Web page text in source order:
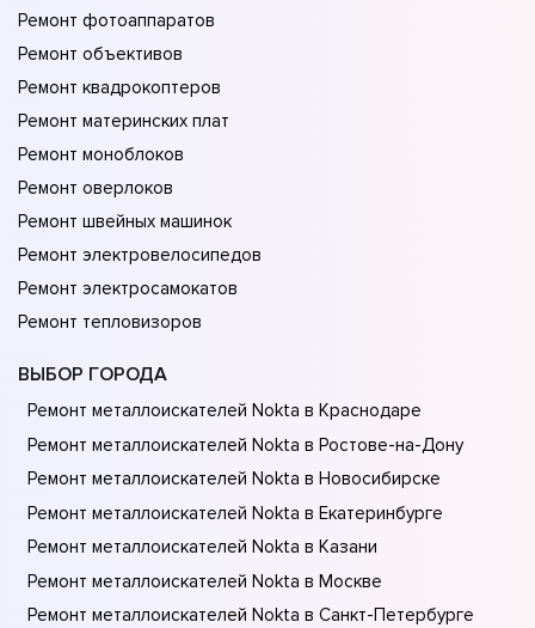
Ремонт фотоаппаратов
Ремонт объективов
Ремонт квадрокоптеров
Ремонт материнских плат
Ремонт моноблоков
Ремонт оверлоков
Ремонт швейных машинок
Ремонт электровелосипедов
Ремонт электросамокатов
Ремонт тепловизоров
ВЫБОР ГОРОДА
Ремонт металлоискателей Nokta в Краснодаре
Ремонт металлоискателей Nokta в Ростове-на-Донy
Ремонт металлоискателей Nokta в Новосибирске
Ремонт металлоискателей Nokta в Екатеринбурге
Ремонт металлоискателей Nokta в Казани
Ремонт металлоискателей Nokta в Москве
Ремонт металлоискателей Nokta в Санкт-Петербурге